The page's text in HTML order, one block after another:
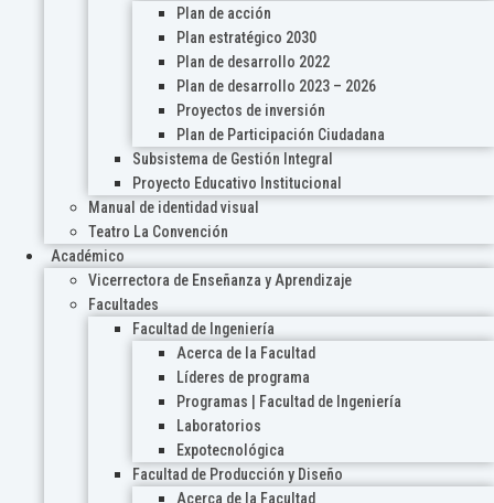
Plan de acción
Plan estratégico 2030
Plan de desarrollo 2022
Plan de desarrollo 2023 – 2026
Proyectos de inversión
Plan de Participación Ciudadana
Subsistema de Gestión Integral
Proyecto Educativo Institucional
Manual de identidad visual
Teatro La Convención
Académico
Vicerrectora de Enseñanza y Aprendizaje
Facultades
Facultad de Ingeniería
Acerca de la Facultad
Líderes de programa
Programas | Facultad de Ingeniería
Laboratorios
Expotecnológica
Facultad de Producción y Diseño
Acerca de la Facultad